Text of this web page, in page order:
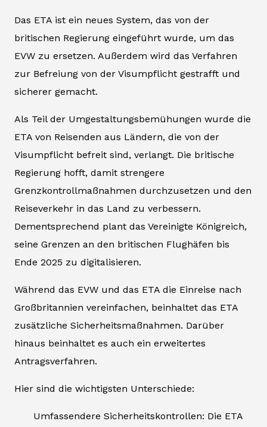
Das ETA ist ein neues System, das von der
britischen Regierung eingeführt wurde, um das
EVW zu ersetzen. Außerdem wird das Verfahren
zur Befreiung von der Visumpflicht gestrafft und
sicherer gemacht.
Als Teil der Umgestaltungsbemühungen wurde die
ETA von Reisenden aus Ländern, die von der
Visumpflicht befreit sind, verlangt. Die britische
Regierung hofft, damit strengere
Grenzkontrollmaßnahmen durchzusetzen und den
Reiseverkehr in das Land zu verbessern.
Dementsprechend plant das Vereinigte Königreich,
seine Grenzen an den britischen Flughäfen bis
Ende 2025 zu digitalisieren.
Während das EVW und das ETA die Einreise nach
Großbritannien vereinfachen, beinhaltet das ETA
zusätzliche Sicherheitsmaßnahmen. Darüber
hinaus beinhaltet es auch ein erweitertes
Antragsverfahren.
Hier sind die wichtigsten Unterschiede:
Umfassendere Sicherheitskontrollen: Die ETA